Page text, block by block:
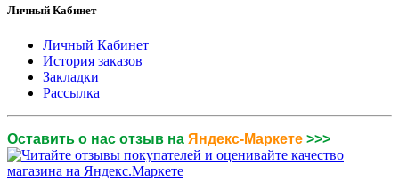
Личный Кабинет
Личный Кабинет
История заказов
Закладки
Рассылка
Оставить о нас отзыв на Яндекс-Маркете >>>